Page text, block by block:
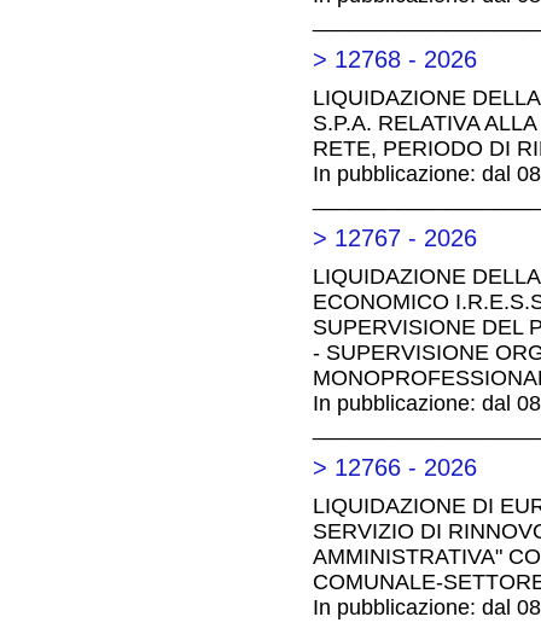
> 12768 - 2026
LIQUIDAZIONE
S.P.A. RELATIVA
RETE, PERIODO DI
In pubblicazione: dal
> 12767 - 2026
LIQUIDAZIONE
ECONOMICO
SUPERVISIONE DEL
- SUPERVISIONE
In pubblicazione: dal
> 12766 - 2026
LIQUIDAZIONE DI
SERVIZIO DI
AMMINISTRATIVA"
COMUNALE-
In pubblicazione: dal